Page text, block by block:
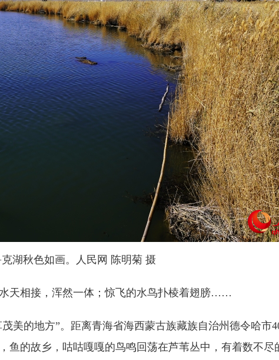
湖秋色如画。人民网 陈明菊 摄
相接，浑然一体；惊飞的水鸟扑棱着翅膀……
的地方”。距离青海省海西蒙古族藏族自治州德令哈市
鱼的故乡，咕咕嘎嘎的鸟鸣回荡在芦苇丛中，有着数不尽